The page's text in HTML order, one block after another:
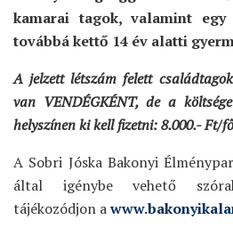
kamarai tagok, valamint
továbbá kettő 14 év alatti
A jelzett létszám felett
van VENDÉGKÉNT, de a
helyszínen ki kell fizetni: 8.000.- Ft/
A Sobri Jóska Bakonyi
által igénybe vehető
tájékozódjon a